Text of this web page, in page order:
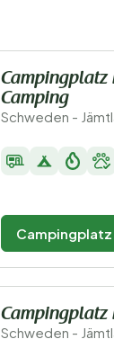
Campingplatz
Camping
Schweden -
Campingplatz
Campingplatz
Schweden -